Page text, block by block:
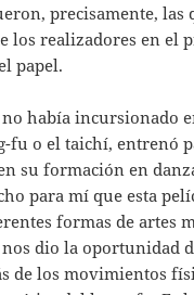
precisamente, las
los realizadores en el
papel.
no había incursionado
fu o el taichí, entrenó
su formación en
para mí que esta
formas de artes
dio la oportunidad
de los movimientos